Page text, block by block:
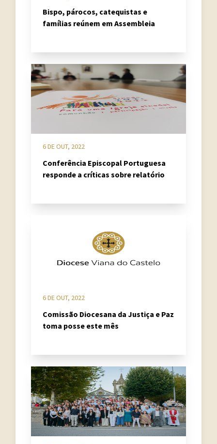
Bispo, párocos, catequistas e
famílias reúnem em Assembleia
6 DE OUT, 2022
Conferência Episcopal Portuguesa
responde a críticas sobre relatório
6 DE OUT, 2022
Comissão Diocesana da Justiça e Paz
toma posse este mês